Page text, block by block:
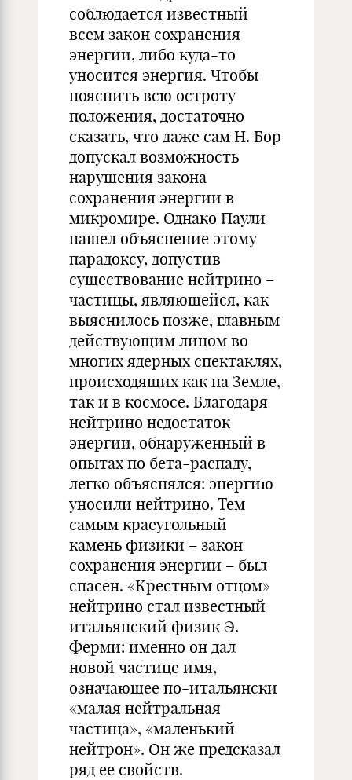
соблюдается известный
всем закон сохранения
энергии, либо куда-то
уносится энергия. Чтобы
пояснить всю остроту
положения, достаточно
сказать, что даже сам Н. Бор
допускал возможность
нарушения закона
сохранения энергии в
микромире. Однако Паули
нашел объяснение этому
парадоксу, допустив
существование нейтрино –
частицы, являющейся, как
выяснилось позже, главным
действующим лицом во
многих ядерных спектаклях,
происходящих как на Земле,
так и в космосе. Благодаря
нейтрино недостаток
энергии, обнаруженный в
опытах по бета-распаду,
легко объяснялся: энергию
уносили нейтрино. Тем
самым краеугольный
камень физики – закон
сохранения энергии – был
спасен. «Крестным отцом»
нейтрино стал известный
итальянский физик Э.
Ферми: именно он дал
новой частице имя,
означающее по-итальянски
«малая нейтральная
частица», «маленький
нейтрон». Он же предсказал
ряд ее свойств.